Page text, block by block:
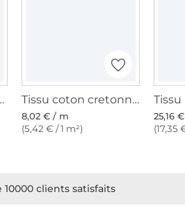
lisse, violet Tissu coton cretonne fanion, violet
8,02 € / m
(5,42 € / 1 m²)
25,16
(17,35
10000 clients satisfaits